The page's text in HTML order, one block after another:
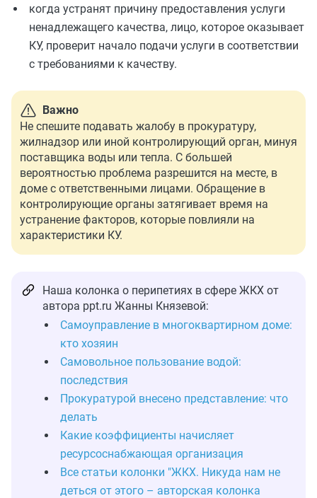
когда устранят причину предоставления услуги
ненадлежащего качества, лицо, которое оказывает
КУ, проверит начало подачи услуги в соответствии
с требованиями к качеству.
Важно
Не спешите подавать жалобу в прокуратуру,
жилнадзор или иной контролирующий орган, минуя
поставщика воды или тепла. С большей
вероятностью проблема разрешится на месте, в
доме с ответственными лицами. Обращение в
контролирующие органы затягивает время на
устранение факторов, которые повлияли на
характеристики КУ.
Наша колонка о перипетиях в сфере ЖКХ от
автора ppt.ru Жанны Князевой:
Самоуправление в многоквартирном доме:
кто хозяин
Самовольное пользование водой:
последствия
Прокуратурой внесено представление: что
делать
Какие коэффициенты начисляет
ресурсоснабжающая организация
Все статьи колонки "ЖКХ. Никуда нам не
деться от этого – авторская колонка